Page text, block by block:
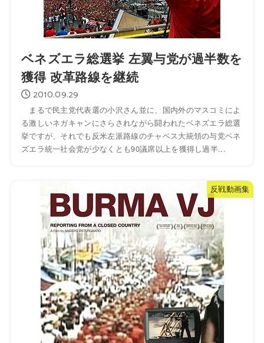
ベネズエラ総選挙 左翼与党が過半数を
獲得 改革路線を継続
2010.09.29
まるで民主党代表選の小沢さん並に、国内外のマスコミによ
る激しいネガキャンにさらされながら闘われたベネズエラ総選
挙ですが、それでも反米左派路線のチャベス大統領の与党ベネ
ズエラ統一社会党が少なくとも90議席以上を獲得し過半...
反戦動画集